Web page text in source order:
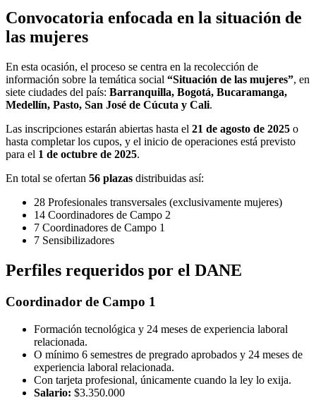
Convocatoria enfocada en la situación de
las mujeres
En esta ocasión, el proceso se centra en la recolección de
información sobre la temática social “Situación de las mujeres”, en
siete ciudades del país: Barranquilla, Bogotá, Bucaramanga,
Medellín, Pasto, San José de Cúcuta y Cali.
Las inscripciones estarán abiertas hasta el 21 de agosto de 2025 o
hasta completar los cupos, y el inicio de operaciones está previsto
para el 1 de octubre de 2025.
En total se ofertan 56 plazas distribuidas así:
28 Profesionales transversales (exclusivamente mujeres)
14 Coordinadores de Campo 2
7 Coordinadores de Campo 1
7 Sensibilizadores
Perfiles requeridos por el DANE
Coordinador de Campo 1
Formación tecnológica y 24 meses de experiencia laboral
relacionada.
O mínimo 6 semestres de pregrado aprobados y 24 meses de
experiencia laboral relacionada.
Con tarjeta profesional, únicamente cuando la ley lo exija.
Salario: $3.350.000